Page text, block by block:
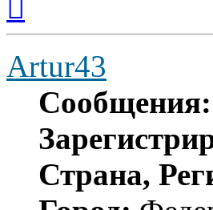
началу
Artur43
Сообщения:
Страна,